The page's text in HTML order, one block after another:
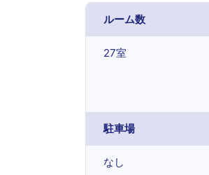
ルーム数
27室
駐車場
なし